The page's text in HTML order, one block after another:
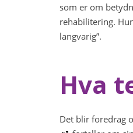
som er om
rehabilitering.
langvarig”.
Hva
Det blir foredrag